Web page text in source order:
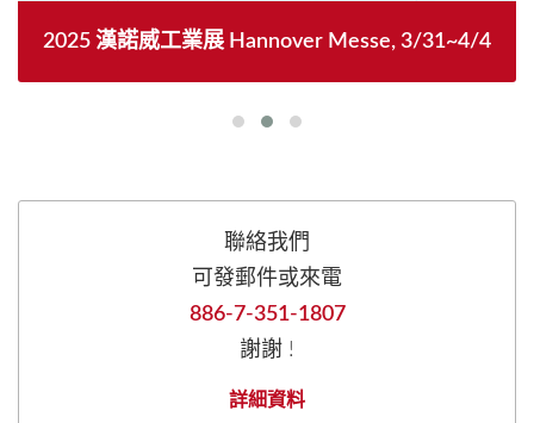
2025 漢諾威工業展 Hannover Messe, 3/31~4/4
聯絡我們
可發郵件或來電
886-7-351-1807
謝謝 !
詳細資料